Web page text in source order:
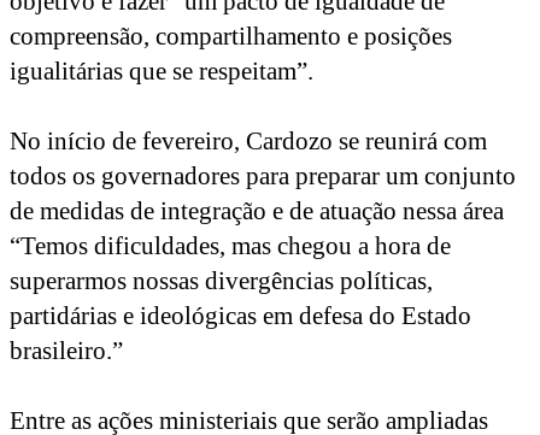
compreensão, compartilhamento e posições
igualitárias que se respeitam”.
No início de fevereiro, Cardozo se reunirá com
todos os governadores para preparar um conjunto
de medidas de integração e de atuação nessa área
“Temos dificuldades, mas chegou a hora de
superarmos nossas divergências políticas,
partidárias e ideológicas em defesa do Estado
brasileiro.”
Entre as ações ministeriais que serão ampliadas